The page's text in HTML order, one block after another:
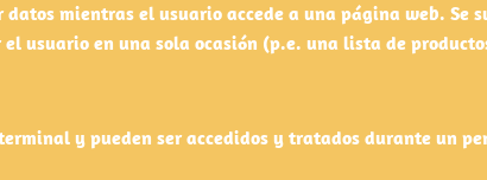
mientras el usuario accede a una página web.
usuario en una sola ocasión (p.e. una lista de
y pueden ser accedidos y tratados durante un